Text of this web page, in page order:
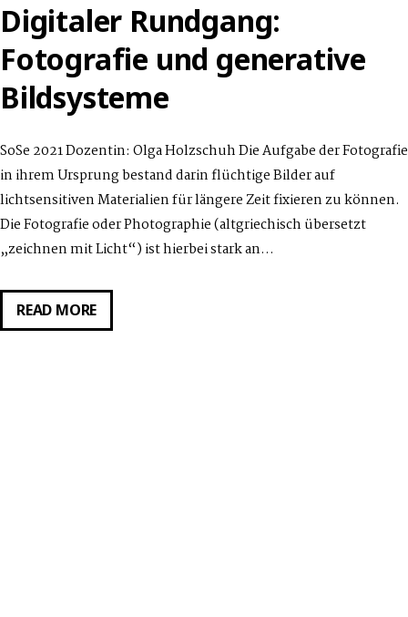
Digitaler Rundgang:
Fotografie und generative
Bildsysteme
SoSe 2021 Dozentin: Olga Holzschuh Die Aufgabe der Fotografie
in ihrem Ursprung bestand darin flüchtige Bilder auf
lichtsensitiven Materialien für längere Zeit fixieren zu können.
Die Fotografie oder Photographie (altgriechisch übersetzt
„zeichnen mit Licht“) ist hierbei stark an…
READ MOREDIGITALER
RUNDGANG: